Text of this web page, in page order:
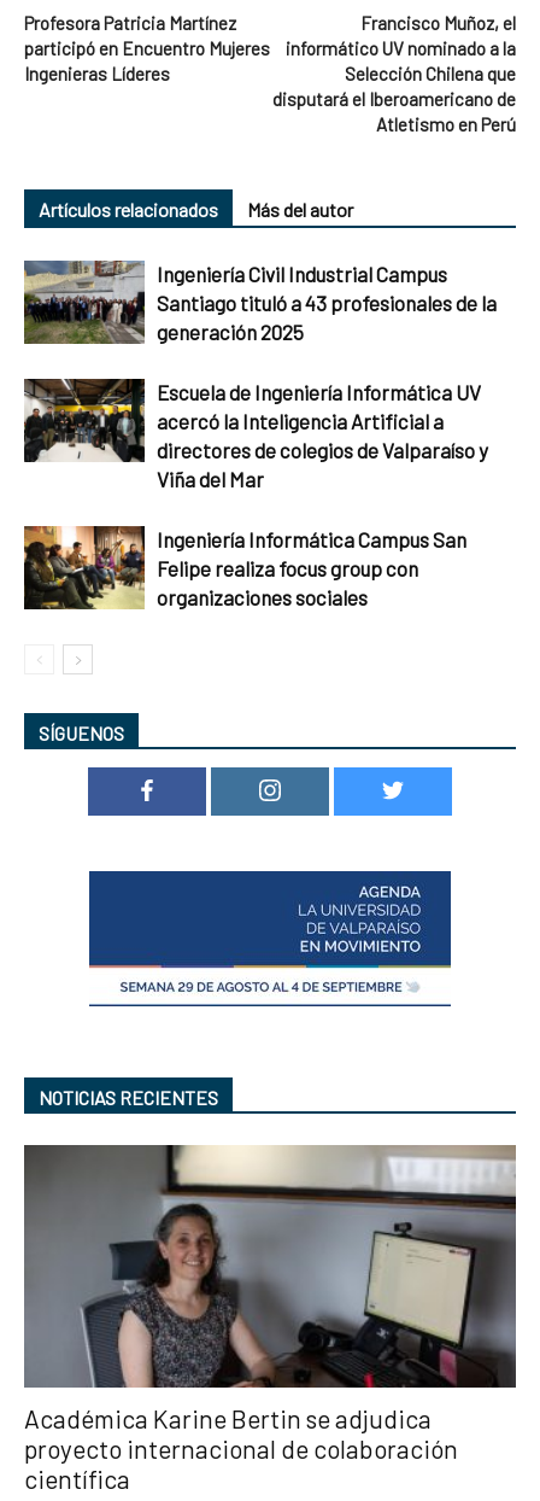
Profesora Patricia Martínez
participó en Encuentro Mujeres
Ingenieras Líderes
Francisco Muñoz, el
informático UV nominado a la
Selección Chilena que
disputará el Iberoamericano de
Atletismo en Perú
Artículos relacionados Más del autor
Ingeniería Civil Industrial Campus
Santiago tituló a 43 profesionales de la
generación 2025
Escuela de Ingeniería Informática UV
acercó la Inteligencia Artificial a
directores de colegios de Valparaíso y
Viña del Mar
Ingeniería Informática Campus San
Felipe realiza focus group con
organizaciones sociales
SÍGUENOS
NOTICIAS RECIENTES
Académica Karine Bertin se adjudica
proyecto internacional de colaboración
científica